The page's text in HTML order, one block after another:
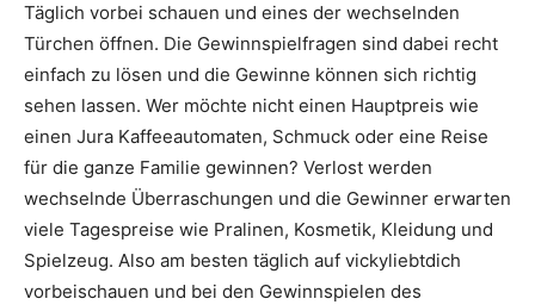
Täglich vorbei schauen und eines der wechselnden
Türchen öffnen. Die Gewinnspielfragen sind dabei recht
einfach zu lösen und die Gewinne können sich richtig
sehen lassen. Wer möchte nicht einen Hauptpreis wie
einen Jura Kaffeeautomaten, Schmuck oder eine Reise
für die ganze Familie gewinnen? Verlost werden
wechselnde Überraschungen und die Gewinner erwarten
viele Tagespreise wie Pralinen, Kosmetik, Kleidung und
Spielzeug. Also am besten täglich auf vickyliebtdich
vorbeischauen und bei den Gewinnspielen des